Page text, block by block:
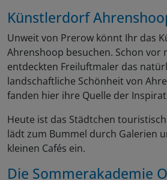
Künstlerdorf
Unweit von Prerow könnt Ihr das
Ahrenshoop besuchen. Schon vor
entdeckten Freiluftmaler das
landschaftliche Schönheit von
fanden hier ihre Quelle der
Heute ist das Städtchen
lädt zum Bummel durch Galerien
kleinen Cafés ein.
Die Sommerakademie